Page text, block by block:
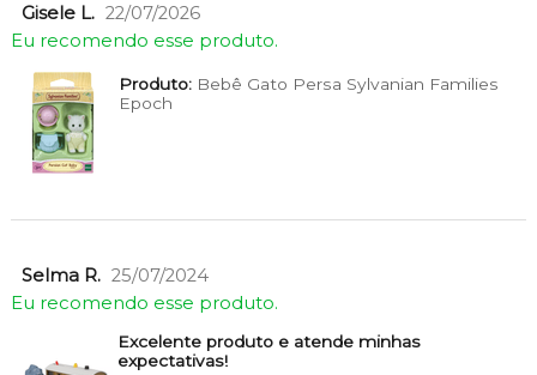
Gisele L. 22/07/2026
Eu recomendo esse produto.
Produto:Bebê Gato Persa Sylvanian Families
Epoch
Selma R. 25/07/2024
Eu recomendo esse produto.
Excelente produto e atende minhas
expectativas!